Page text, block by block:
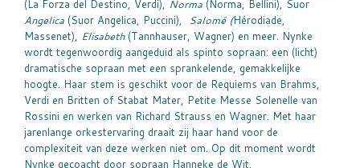
(La Forza del Destino, Verdi), Norma (Norma, Bellini), Suor
Angelica (Suor Angelica, Puccini), Salomé (Hérodiade,
Massenet), Elisabeth(Tannhauser, Wagner) en meer. Nynke
wordt tegenwoordig aangeduid als spinto sopraan: een (licht)
dramatische sopraan met een sprankelende, gemakkelijke
hoogte. Haar stem is geschikt voor de Requiems van Brahms,
Verdi en Britten of Stabat Mater, Petite Messe Solenelle van
Rossini en werken van Richard Strauss en Wagner. Met haar
jarenlange orkestervaring draait zij haar hand voor de
complexiteit van deze werken niet om. Op dit moment wordt
Nynke gecoacht door sopraan Hanneke de Wit.